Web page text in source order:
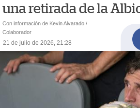
una retirada de la
Con información de Kevin Alvarado /
Colaborador
21 de julio de 2026, 21:28